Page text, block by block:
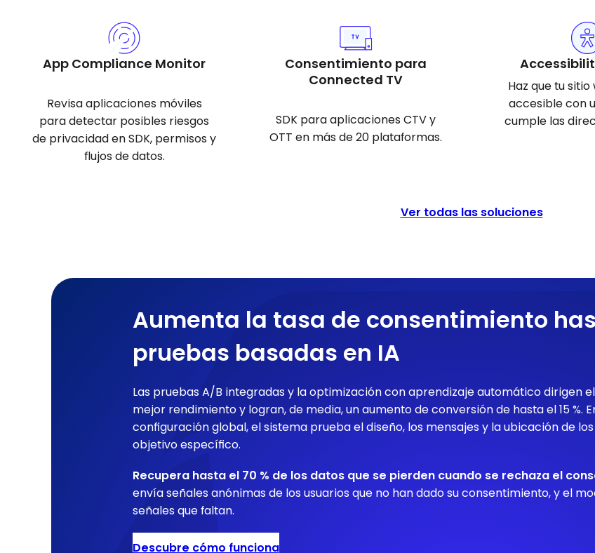
App Compliance Monitor
Revisa aplicaciones móviles
para detectar posibles riesgos
de privacidad en SDK, permisos y
flujos de datos.
Consentimiento para
Connected TV
SDK para aplicaciones CTV y
OTT en más de 20 plataformas.
Haz que tu
accesible con
cumple las
Ver todas las soluciones
Aumenta la tasa de consentimiento
pruebas basadas en IA
Las pruebas A/B integradas y la optimización con aprendizaje automático dirigen
mejor rendimiento y logran, de media, un aumento de conversión de hasta el 15 %.
configuración global, el sistema prueba el diseño, los mensajes y la ubicación de
objetivo específico.
Recupera hasta el 70 % de los datos que se pierden cuando se rechaza el
envía señales anónimas de los usuarios que no han dado su consentimiento, y el
señales que faltan.
Descubre cómo funciona